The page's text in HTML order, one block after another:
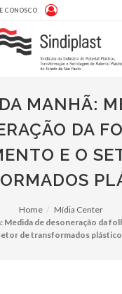
CONOSCO
MANHÃ:
DA
E O
Home
Mídia Center
Medida de desoneração da
de transformados